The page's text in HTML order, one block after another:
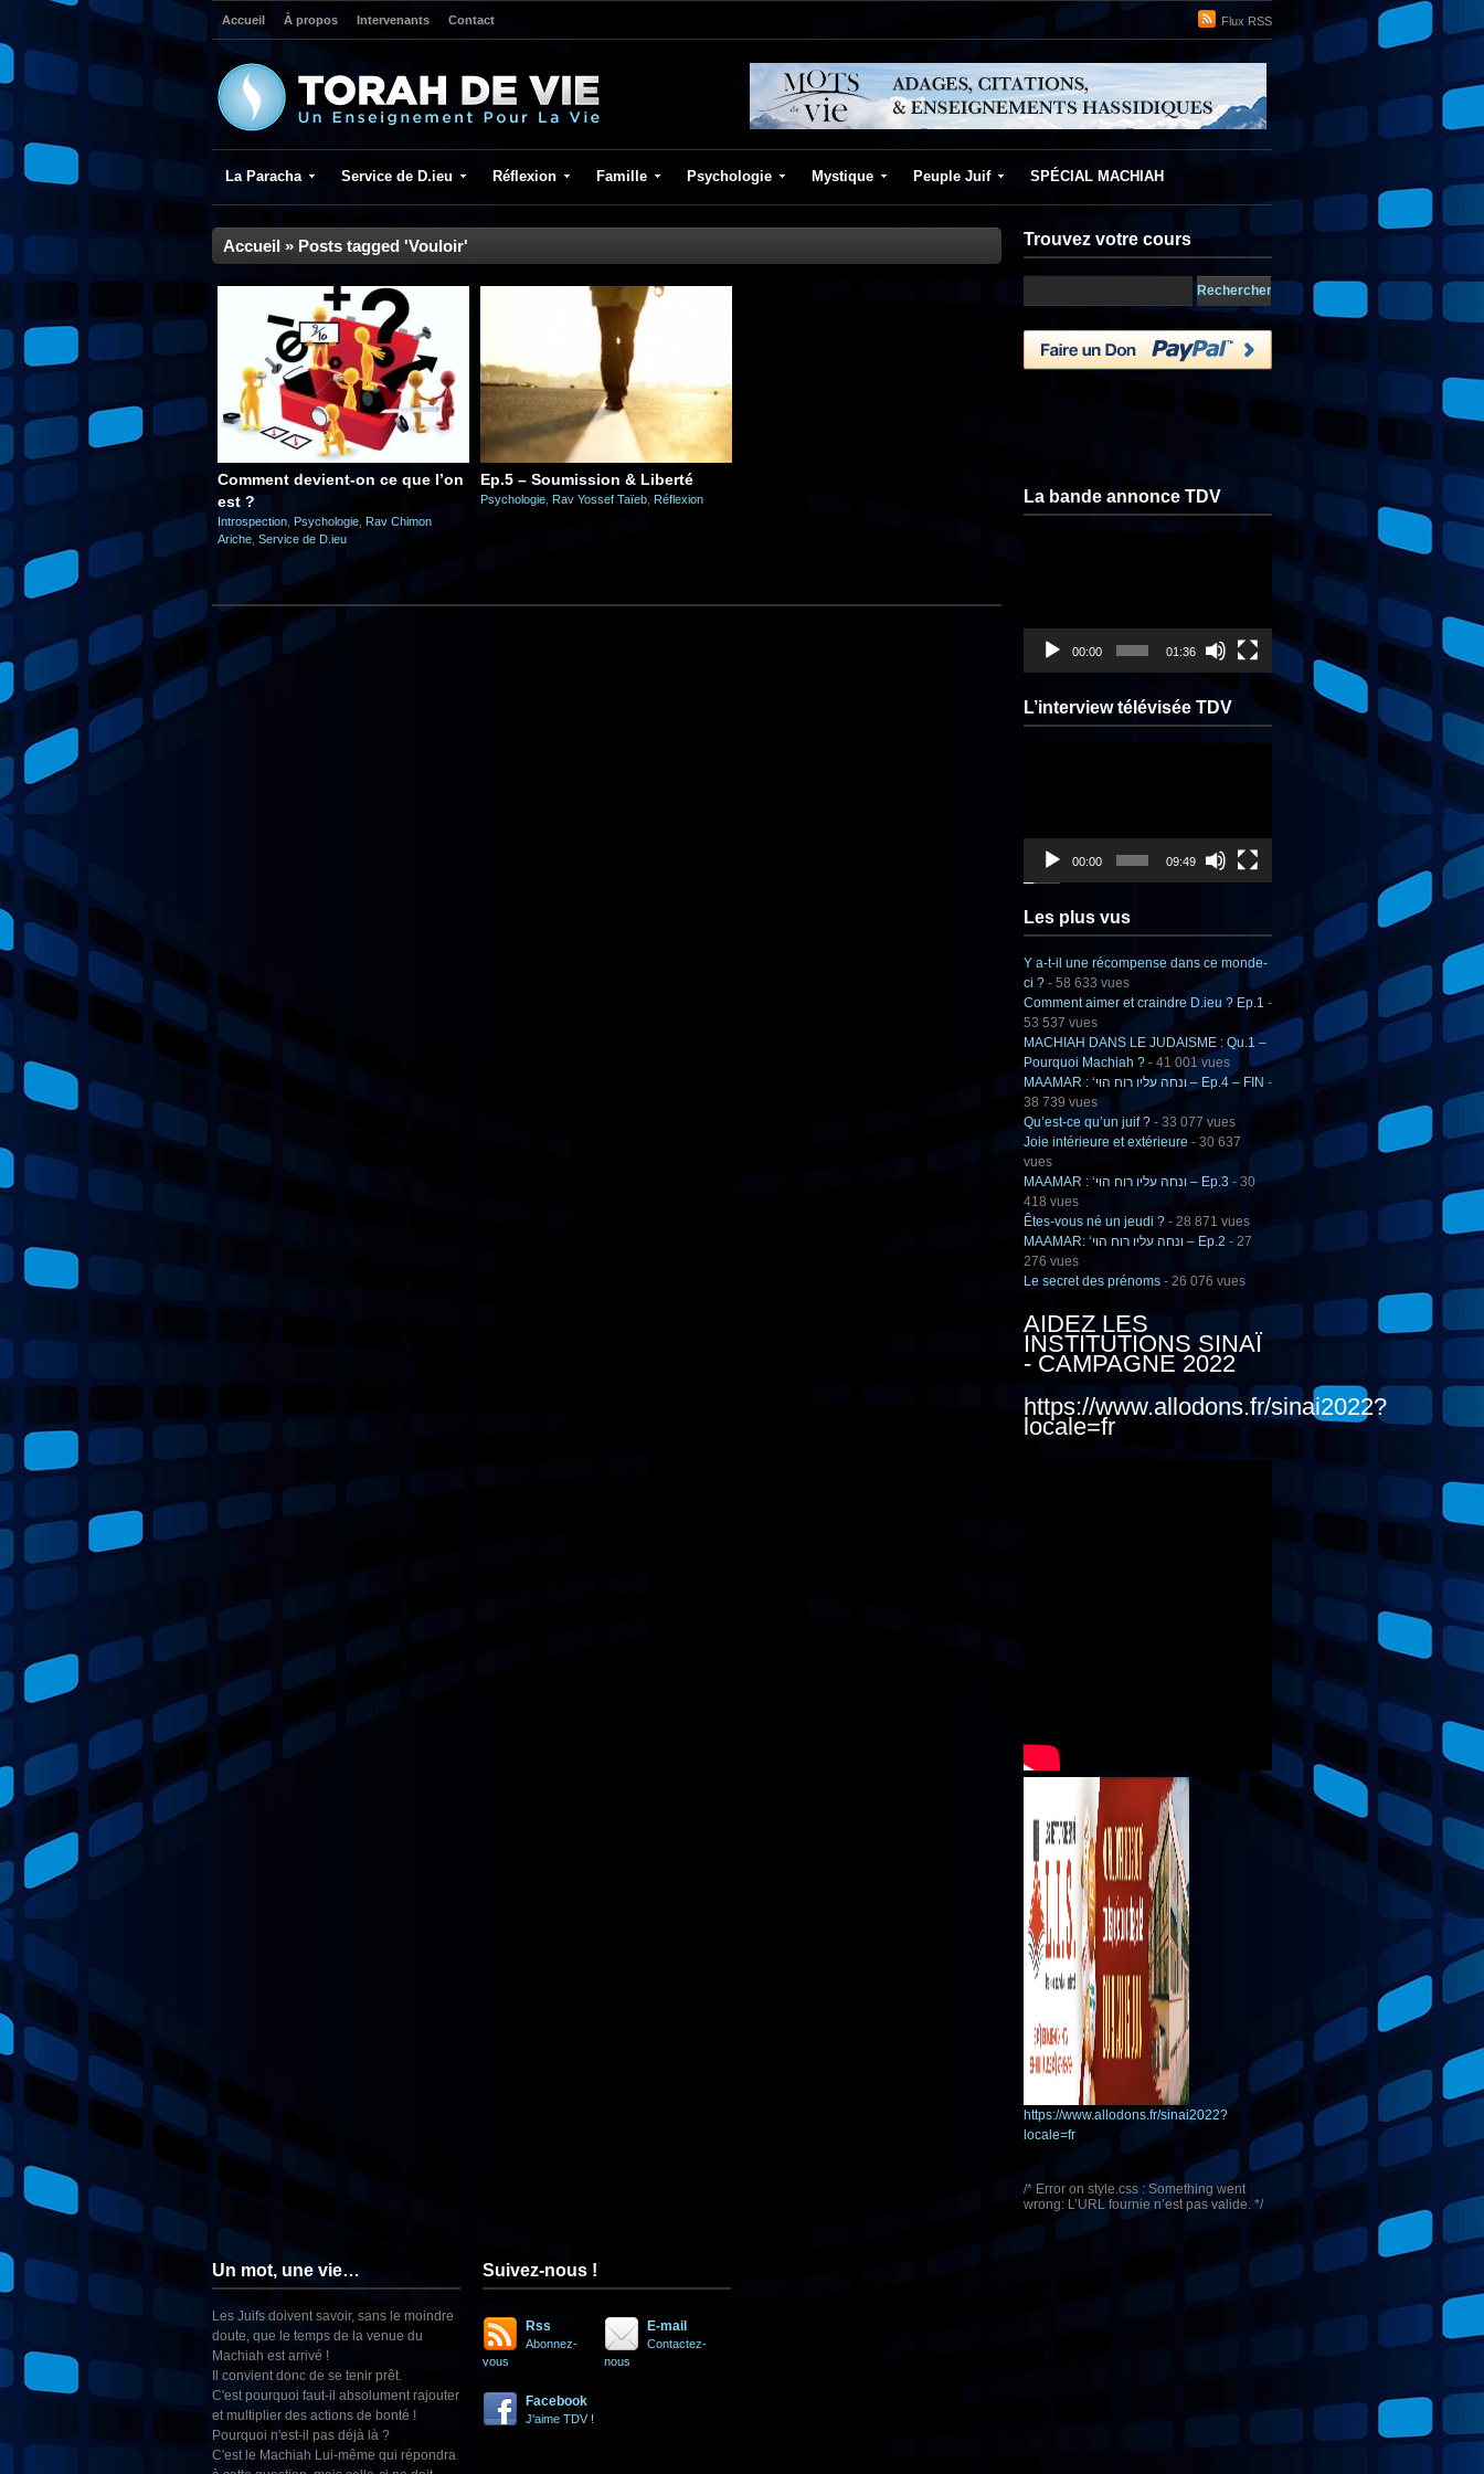
Flux RSS
Accueil À propos Intervenants Contact
La Paracha Service de D.ieu Réflexion Famille Psychologie Mystique Peuple Juif SPÉCIAL MACHIAH
Accueil » Posts tagged 'Vouloir'
Comment devient-on ce que l’on
est ?
Introspection Psychologie Rav Chimon
Ariche Service de D.ieu
Ep.5 – Soumission & Liberté
Psychologie Rav Yossef Taïeb Réflexion
Trouvez votre cours
La bande annonce TDV
00:00 01:36
L’interview télévisée TDV
00:00 09:49
Les plus vus
Y a-t-il une récompense dans ce monde-
ci ? - 58 633 vues
Comment aimer et craindre D.ieu ? Ep.1 -
53 537 vues
MACHIAH DANS LE JUDAISME : Qu.1 –
Pourquoi Machiah ? - 41 001 vues
MAAMAR : ‘ונחה עליו רוח הוי – Ep.4 – FIN -
38 739 vues
Qu’est-ce qu’un juif ? - 33 077 vues
Joie intérieure et extérieure - 30 637
vues
MAAMAR : ‘ונחה עליו רוח הוי – Ep.3 - 30
418 vues
Êtes-vous né un jeudi ? - 28 871 vues
MAAMAR: ‘ונחה עליו רוח הוי – Ep.2 - 27
276 vues
Le secret des prénoms - 26 076 vues
AIDEZ LES
INSTITUTIONS SINAÏ
- CAMPAGNE 2022
https://www.allodons.fr/sinai2022?
locale=fr
https://www.allodons.fr/sinai2022?
locale=fr
/* Error on style.css : Something went
wrong: L’URL fournie n’est pas valide. */
Un mot, une vie…
Les Juifs doivent savoir, sans le moindre
doute, que le temps de la venue du
Machiah est arrivé !
Il convient donc de se tenir prêt.
C'est pourquoi faut-il absolument rajouter
et multiplier des actions de bonté !
Pourquoi n'est-il pas déjà là ?
C'est le Machiah Lui-même qui répondra
Suivez-nous !
Rss
Abonnez-
vous
E-mail
Contactez-
nous
Facebook
J'aime TDV !